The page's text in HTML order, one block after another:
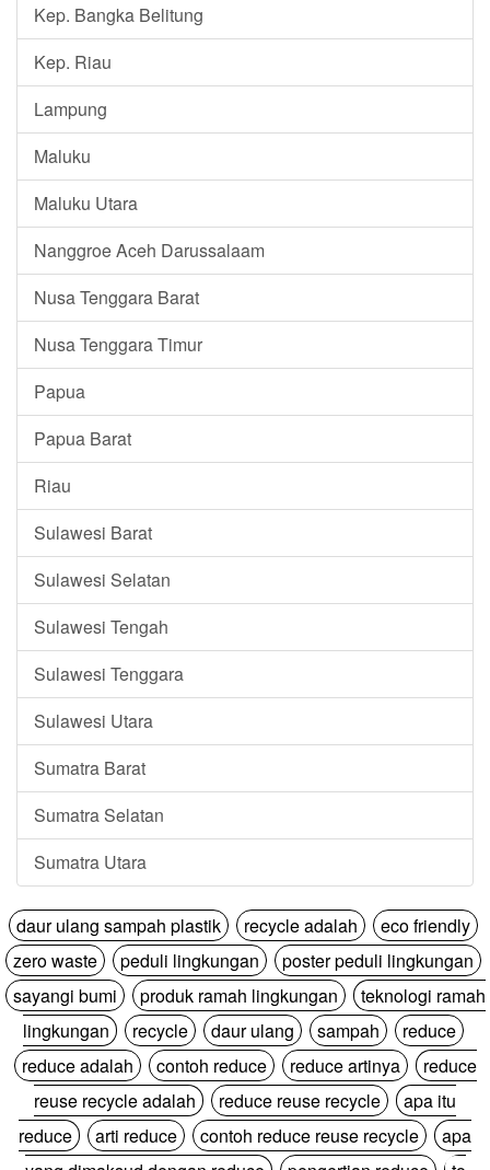
Kep. Bangka Belitung
Kep. Riau
Lampung
Maluku
Maluku Utara
Nanggroe Aceh Darussalaam
Nusa Tenggara Barat
Nusa Tenggara Timur
Papua
Papua Barat
Riau
Sulawesi Barat
Sulawesi Selatan
Sulawesi Tengah
Sulawesi Tenggara
Sulawesi Utara
Sumatra Barat
Sumatra Selatan
Sumatra Utara
daur ulang sampah plastik recycle adalah
eco friendly
zero waste
peduli lingkungan
poster peduli lingkungan
sayangi bumi
produk ramah lingkungan
teknologi ramah
lingkungan
recycle daur ulang sampah
reduce
reduce adalah
contoh reduce reduce artinya
reduce
reuse recycle adalah
reduce reuse recycle
apa itu
reduce
arti reduce contoh reduce reuse recycle
apa